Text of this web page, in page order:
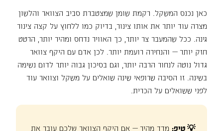
כאן נכנס המשקל. רקמת שומן שמצטברת סביב הצוואר והלשון
מצרה עוד יותר את אותו צינור, בדיוק כמו ללחוץ על קצה צינור
גינה. ככל שהמעבר צר יותר, כך האוויר נדחס ומהיר יותר, הרטט
חזק יותר — והנחירה רועמת יותר. לכן אדם עם היקף צוואר
גדול נוטה לנחור הרבה יותר, וגם בסיכון גבוה יותר לדום נשימה
בשינה. זו הסיבה שרופאי שינה שואלים על משקל וצוואר עוד
לפני ששואלים על הכרית.
💡 טיפ: מדד מהיר — אם היקף הצוואר שלכם עובר את